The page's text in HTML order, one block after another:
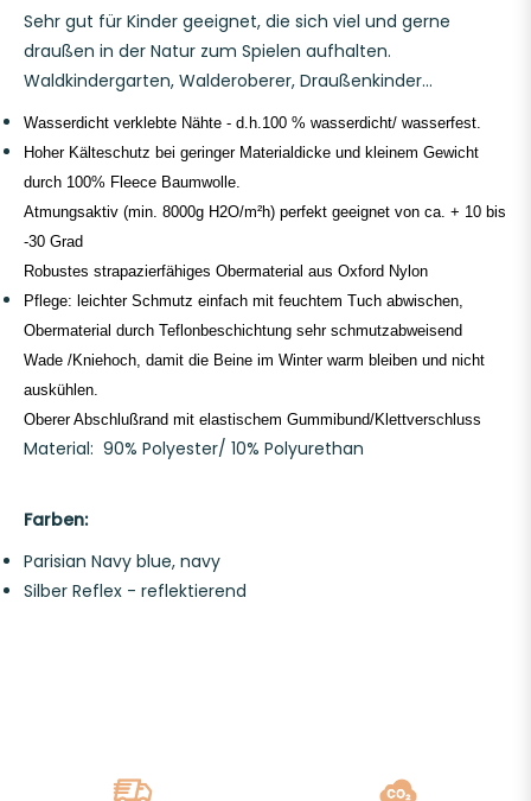
Sehr gut für Kinder geeignet, die sich viel und gerne
draußen in der Natur zum Spielen aufhalten.
Waldkindergarten, Walderoberer, Draußenkinder...
Wasserdicht verklebte Nähte - d.h.100 % wasserdicht/ wasserfest.
Hoher Kälteschutz bei geringer Materialdicke und kleinem Gewicht
durch 100% Fleece Baumwolle.
Atmungsaktiv (min. 8000g H2O/m²h) perfekt geeignet von ca. + 10 bis
-30 Grad
Robustes strapazierfähiges Obermaterial aus Oxford Nylon
Pflege: leichter Schmutz einfach mit feuchtem Tuch abwischen,
Obermaterial durch Teflonbeschichtung sehr schmutzabweisend
Wade /Kniehoch, damit die Beine im Winter warm bleiben und nicht
auskühlen.
Oberer Abschlußrand mit elastischem Gummibund/Klettverschluss
Material: 90% Polyester/ 10% Polyurethan
Farben:
Parisian Navy blue, navy
Silber Reflex - reflektierend